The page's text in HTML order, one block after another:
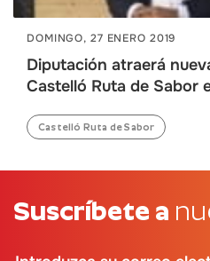
DOMINGO, 27 ENERO 2019
Diputación atraerá
Castelló Ruta de Sabor
Castelló Ruta de Sabor
Suscríbete a